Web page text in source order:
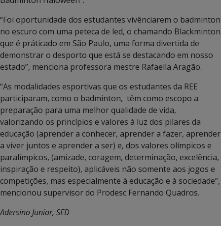
“Foi oportunidade dos estudantes vivênciarem o badminton
no escuro com uma peteca de led, o chamando Blackminton
que é práticado em São Paulo, uma forma divertida de
demonstrar o desporto que está se destacando em nosso
estado”, menciona professora mestre Rafaella Aragão.
“As modalidades esportivas que os estudantes da REE
participaram, como o badminton, têm como escopo a
preparação para uma melhor qualidade de vida,
valorizando os princípios e valores à luz dos pilares da
educação (aprender a conhecer, aprender a fazer, aprender
a viver juntos e aprender a ser) e, dos valores olímpicos e
paralímpicos, (amizade, coragem, determinação, excelência,
inspiração e respeito), aplicáveis não somente aos jogos e
competições, mas especialmente à educação e à sociedade”,
mencionou supervisor do Prodesc Fernando Quadros.
Adersino Junior, SED